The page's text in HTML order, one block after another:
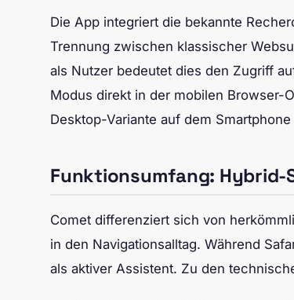
Die App integriert die bekannte
Trennung zwischen klassischer
als Nutzer bedeutet dies den Zugriff
Modus direkt in der mobilen Browser-
Desktop-Variante auf dem
Funktionsumfang: Hybrid-
Comet differenziert sich von
in den Navigationsalltag. Während
als aktiver Assistent. Zu den